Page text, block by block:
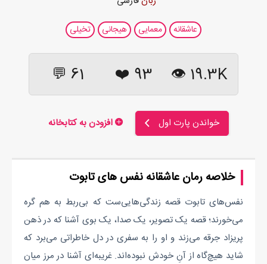
عاشقانه معمایی هیجانی تخیلی
19.3K 👁
93
❤️
61 💬
خواندن پارت اول افزودن به کتابخانه
خلاصه رمان عاشقانه نفس های تابوت
نفس‌های تابوت قصه زندگی‌هایی‌ست که بی‌ربط به هم گره
می‌خورند؛ قصه یک تصویر، یک صدا، یک بوی آشنا که در ذهن
پریزاد جرقه می‌زند و او را به سفری در دل خاطراتی می‌برد که
شاید هیچ‌گاه از آنِ خودش نبوده‌اند. غریبه‌ای آشنا در مرز میان